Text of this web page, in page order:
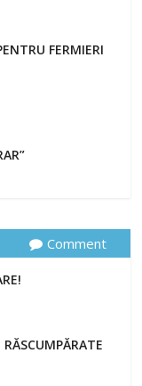
FERMIERI
Comment